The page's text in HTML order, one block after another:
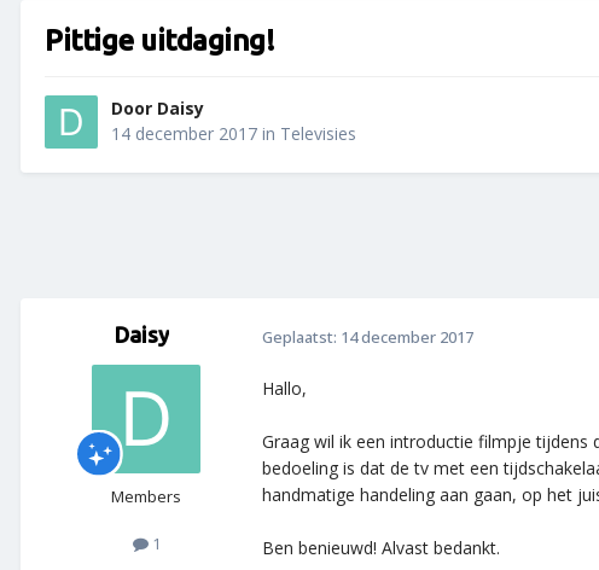
Pittige uitdaging!
Door Daisy
14 december 2017 in Televisies
Daisy
Members
1
Geplaatst: 14 december 2017
Hallo,
Graag wil ik een introductie filmpje
bedoeling is dat de tv met een
handmatige handeling aan gaan, op het
Ben benieuwd! Alvast bedankt.